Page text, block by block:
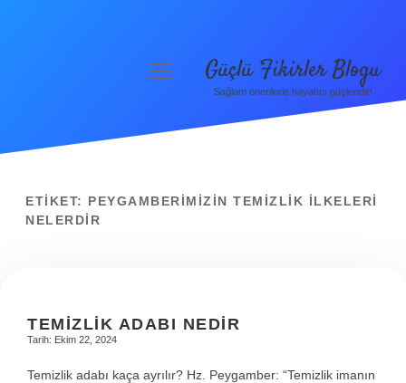
Gizlilik Politikası
Hakkımızda
menüyü
aç
Güçlü Fikirler Blogu
Sağlam önerilerle hayatını güçlendir!
ETIKET: PEYGAMBERIMIZIN TEMIZLIK ILKELERI
NELERDIR
TEMIZLIK ADABI NEDIR
Tarih: Ekim 22, 2024
Temizlik adabı kaça ayrılır? Hz. Peygamber: “Temizlik imanın